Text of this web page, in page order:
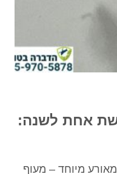
אחת לשנה:
מיוחד – מעוף